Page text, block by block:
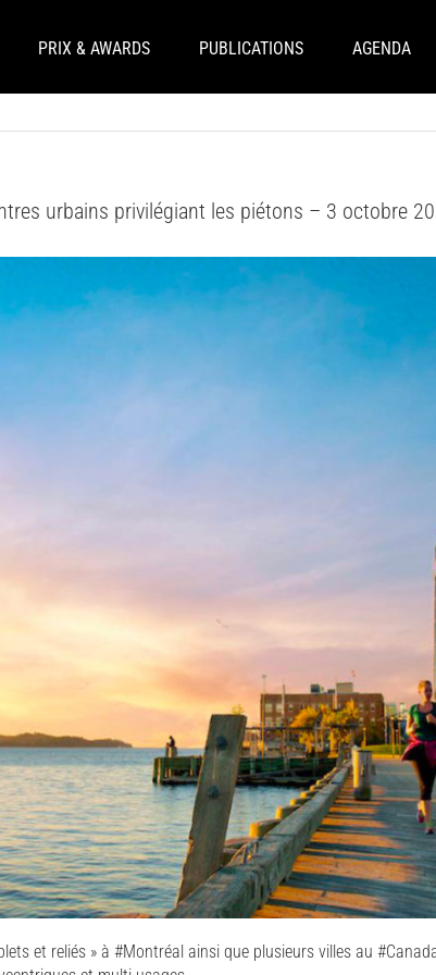
PRIX & AWARDS PUBLICATIONS AGENDA
urbains privilégiant les piétons – 3 octobre
et reliés » à #Montréal ainsi que plusieurs villes au